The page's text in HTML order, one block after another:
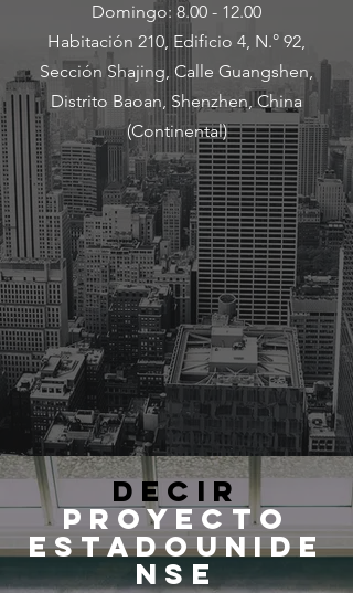
Domingo: 8.00 - 12.00
Habitación 210, Edificio 4, N.° 92,
Sección Shajing, Calle Guangshen,
Distrito Baoan, Shenzhen, China
(Continental)
DECIR
PROYECTO
ESTADOUNIDE
NSE